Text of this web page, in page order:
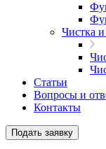
Чистка
Статьи
Вопросы и
Контакты
Подать заявку